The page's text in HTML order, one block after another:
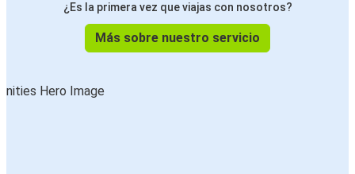
¿Es la primera vez que viajas con nosotros?
Más sobre nuestro servicio